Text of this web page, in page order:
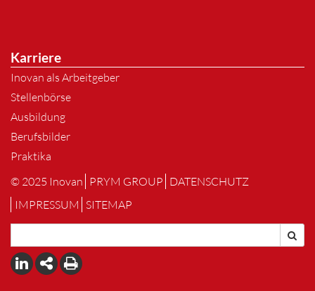
Karriere
Inovan als Arbeitgeber
Stellenbörse
Ausbildung
Berufsbilder
Praktika
© 2025 Inovan PRYM GROUP DATENSCHUTZ
IMPRESSUM SITEMAP